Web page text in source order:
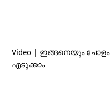
Video | ഇങ്ങനെയും ചോളം
എടുക്കാം